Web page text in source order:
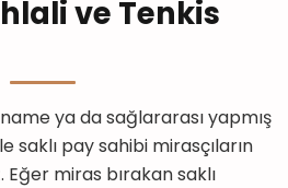
ve Tenkis
ya da sağlararası yapmış
saklı pay sahibi mirasçıların
Eğer miras bırakan saklı